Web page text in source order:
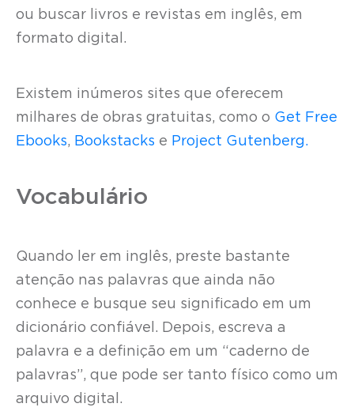
ou buscar livros e revistas em inglês, em
formato digital.
Existem inúmeros sites que oferecem
milhares de obras gratuitas, como o Get Free
Ebooks, Bookstacks e Project Gutenberg.
Vocabulário
Quando ler em inglês, preste bastante
atenção nas palavras que ainda não
conhece e busque seu significado em um
dicionário confiável. Depois, escreva a
palavra e a definição em um “caderno de
palavras”, que pode ser tanto físico como um
arquivo digital.